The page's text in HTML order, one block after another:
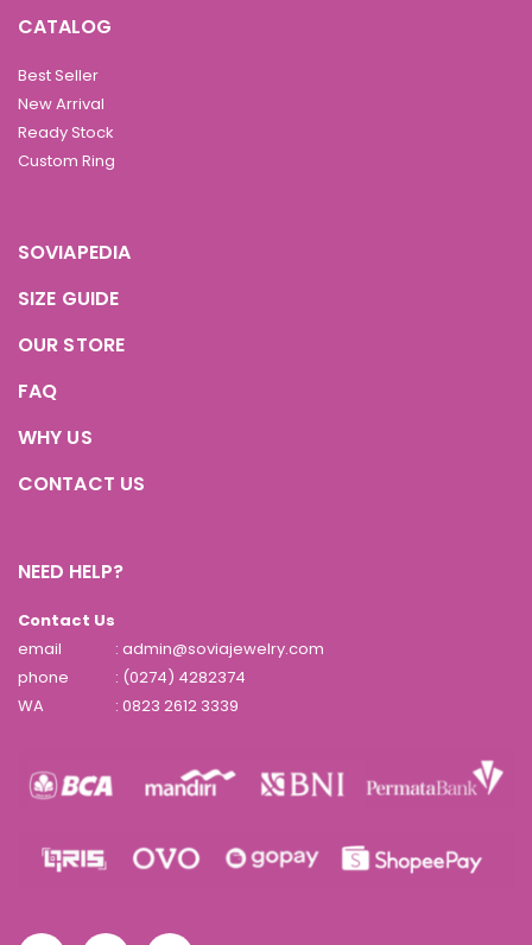
CATALOG
Best Seller
New Arrival
Ready Stock
Custom Ring
SOVIAPEDIA
SIZE GUIDE
OUR STORE
FAQ
WHY US
CONTACT US
NEED HELP?
Contact Us
email
: admin@soviajewelry.com
phone
: (0274) 4282374
WA
: 0823 2612 3339